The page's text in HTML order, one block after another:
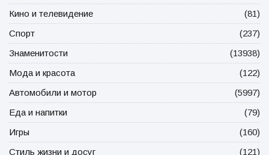
Кино и телевидение
(81)
Спорт
(237)
Знаменитости
(13938)
Мода и красота
(122)
Автомобили и мотор
(5997)
Еда и напитки
(79)
Игры
(160)
Стиль жизни и досуг
(121)